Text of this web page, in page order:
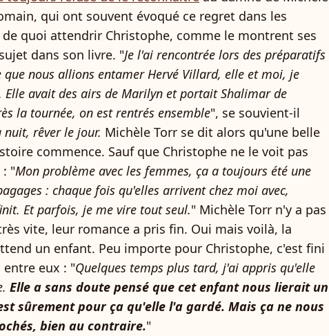
qui ont souvent évoqué ce regret dans les
de quoi attendrir Christophe, comme le montrent ses
dans son livre. "Je l'ai rencontrée lors des préparatifs
que nous allions entamer Hervé Villard, elle et moi, je
Elle avait des airs de Marilyn et portait Shalimar de
la tournée, on est rentrés ensemble", se souvient-il
nuit, rêver le jour. Michèle Torr se dit alors qu'une belle
commence. Sauf que Christophe ne le voit pas
: "Mon problème avec les femmes, ça a toujours été une
: chaque fois qu'elles arrivent chez moi avec,
Et parfois, je me vire tout seul." Michèle Torr n'y a pas
vite, leur romance a pris fin. Oui mais voilà, la
un enfant. Peu importe pour Christophe, c'est fini
eux : "Quelques temps plus tard, j'ai appris qu'elle
Elle a sans doute pensé que cet enfant nous lierait un
sûrement pour ça qu'elle l'a gardé. Mais ça ne nous
bien au contraire."